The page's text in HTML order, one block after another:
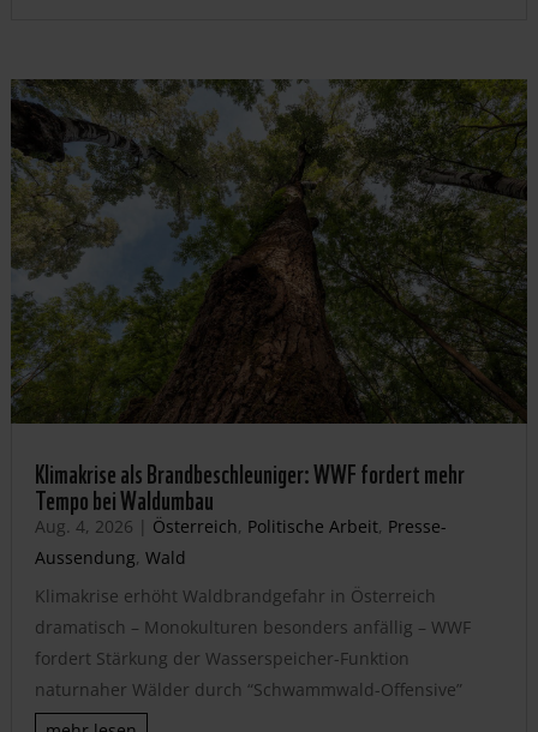
Klimakrise als Brandbeschleuniger: WWF fordert mehr
Tempo bei Waldumbau
Aug. 4, 2026 | Österreich, Politische Arbeit, Presse-
Aussendung, Wald
Klimakrise erhöht Waldbrandgefahr in Österreich
dramatisch – Monokulturen besonders anfällig – WWF
fordert Stärkung der Wasserspeicher-Funktion
naturnaher Wälder durch “Schwammwald-Offensive”